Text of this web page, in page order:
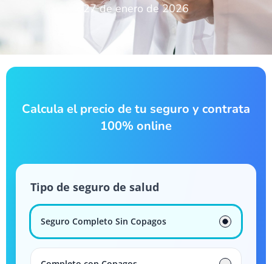
27 de enero de 2026
Calcula el precio de tu seguro y contrata
100% online
Tipo de seguro de salud
Seguro Completo Sin Copagos